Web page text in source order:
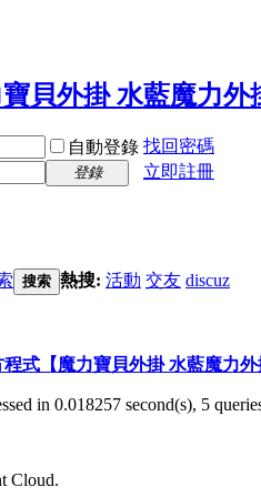
自動登錄 找回密碼
登錄
立即註冊
搜索 熱搜: 活動 交友 discuz
程式【魔力寶貝外掛 水藍魔力
in 0.018257 second(s), 5
Cloud.